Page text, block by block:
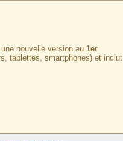
nouvelle version au 1er
tablettes, smartphones) et inclut